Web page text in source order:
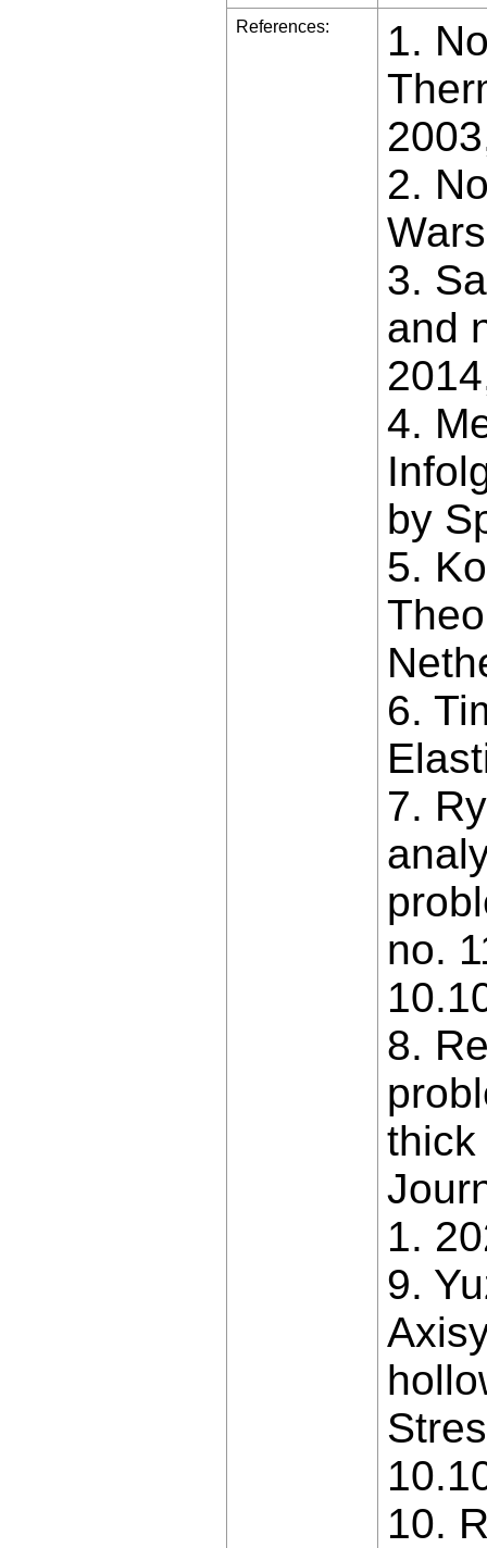
References:
1.
2.
3.
and
4.
by
5.
6.
7.
no.
8.
thick
1.
9.
10.